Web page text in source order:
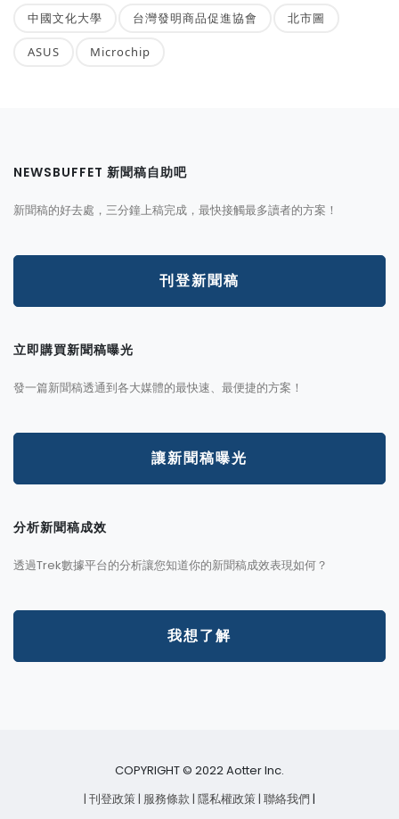
中國文化大學 台灣發明商品促進協會 北市圖
ASUS Microchip
NEWSBUFFET 新聞稿自助吧
新聞稿的好去處，三分鐘上稿完成，最快接觸最多讀者的方案！
刊登新聞稿
立即購買新聞稿曝光
發一篇新聞稿透通到各大媒體的最快速、最便捷的方案！
讓新聞稿曝光
分析新聞稿成效
透過Trek數據平台的分析讓您知道你的新聞稿成效表現如何？
我想了解
COPYRIGHT © 2022 Aotter Inc.
| 刊登政策| 服務條款| 隱私權政策| 聯絡我們 |